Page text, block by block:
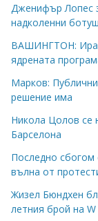
Дженифър Лопес
надколенни
ВАШИНГТОН: Иран
ядрената
Марков:
решение има
Никола Цолов се
Барселона
Последно
вълна от
Жизел Бюндхен
летния брой на W